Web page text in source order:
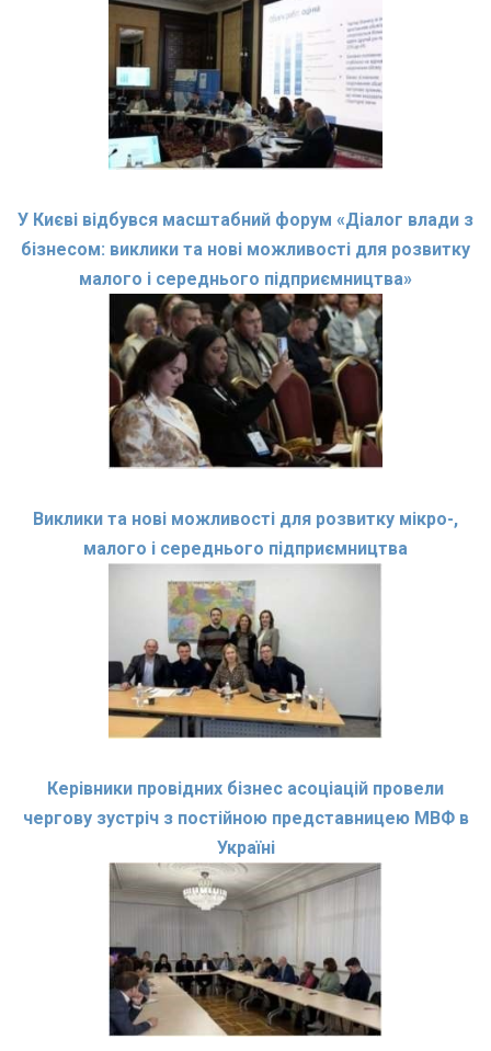
У Києві відбувся масштабний форум «Діалог влади з
бізнесом: виклики та нові можливості для розвитку
малого і середнього підприємництва»
Виклики та нові можливості для розвитку мікро-,
малого і середнього підприємництва
Керівники провідних бізнес асоціацій провели
чергову зустріч з постійною представницею МВФ в
Україні